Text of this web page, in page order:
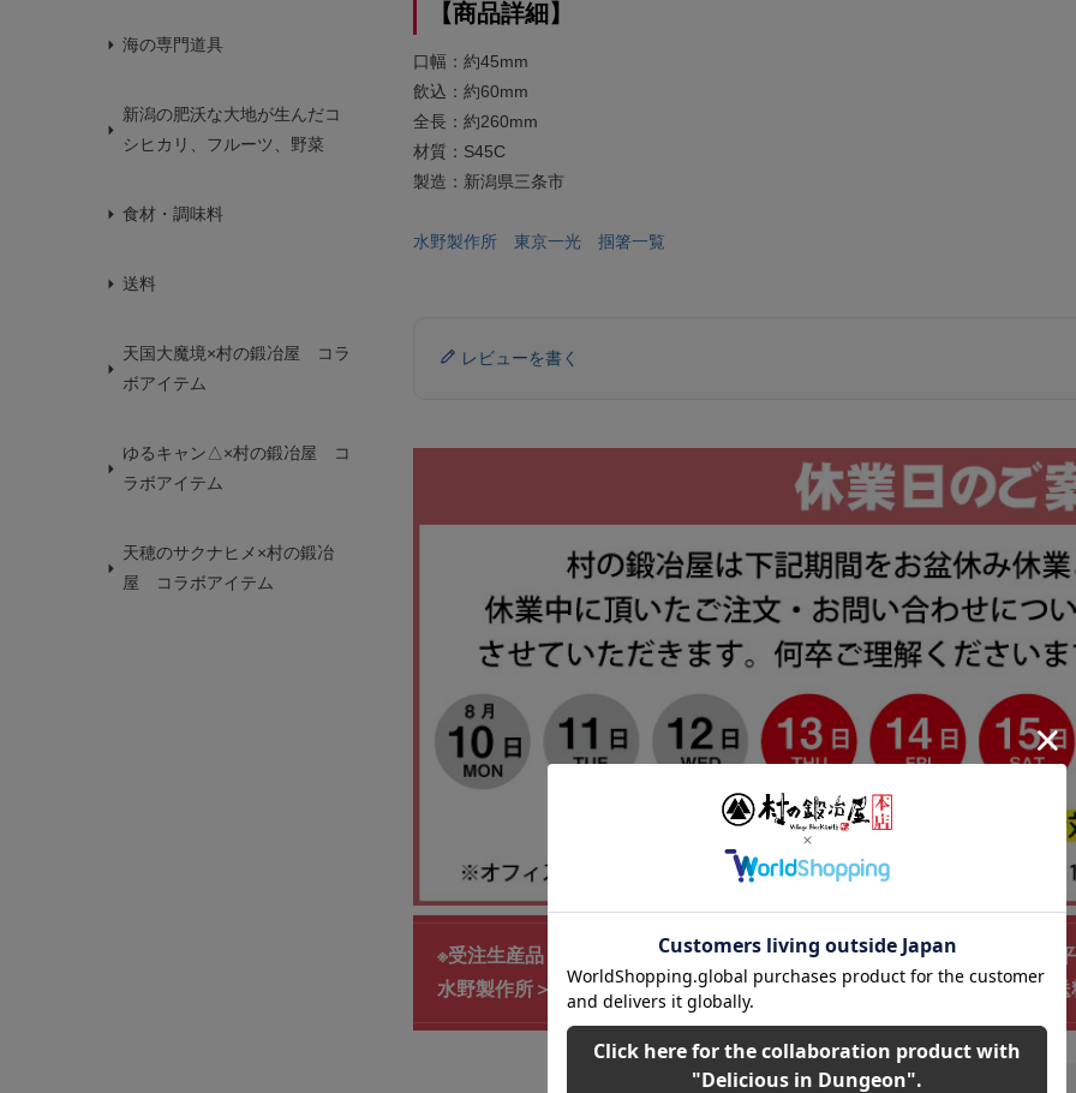
海の専門道具
新潟の肥沃な大地が生んだコ
シヒカリ、フルーツ、野菜
食材・調味料
送料
天国大魔境×村の鍛冶屋 コラ
ボアイテム
ゆるキャン△×村の鍛冶屋 コ
ラボアイテム
天穂のサクナヒメ×村の鍛冶
屋 コラボアイテム
【商品詳細】
口幅：約45mm
飲込：約60mm
全長：約260mm
材質：S45C
製造：新潟県三条市
水野製作所 東京一光 掴箸一覧
レビューを書く
※受注生産品！半年かかります【017-256】越後三条打刃物 東京一
水野製作所＞握りやすさと高い意匠性を両立する竹シリーズ【頑張って